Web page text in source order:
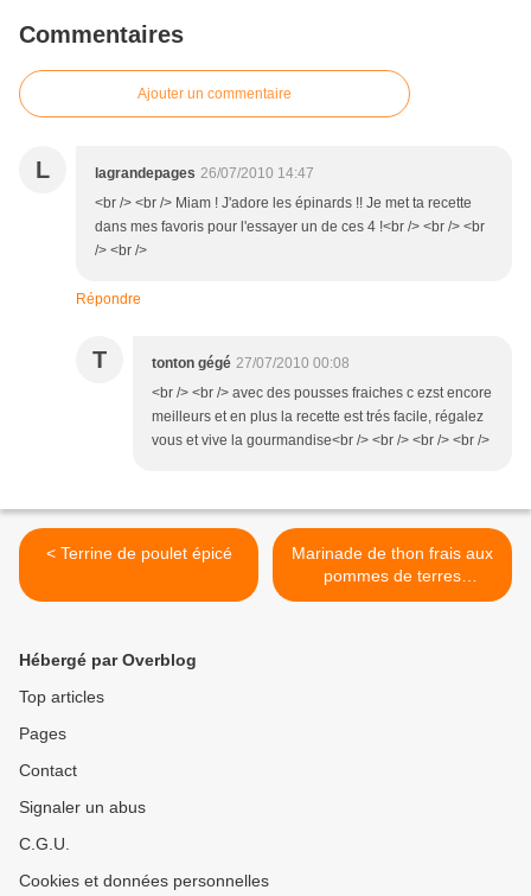
Commentaires
Ajouter un commentaire
L lagrandepages 26/07/2010 14:47
<br /> <br /> Miam ! J'adore les épinards !! Je met ta recette
dans mes favoris pour l'essayer un de ces 4 !<br /> <br /> <br
/> <br />
Répondre
T tonton gégé 27/07/2010 00:08
<br /> <br /> avec des pousses fraiches c ezst encore
meilleurs et en plus la recette est trés facile, régalez
vous et vive la gourmandise<br /> <br /> <br /> <br />
< Terrine de poulet épicé
Marinade de thon frais aux
pommes de terres
nouvelles >
Hébergé par Overblog
Top articles
Pages
Contact
Signaler un abus
C.G.U.
Cookies et données personnelles